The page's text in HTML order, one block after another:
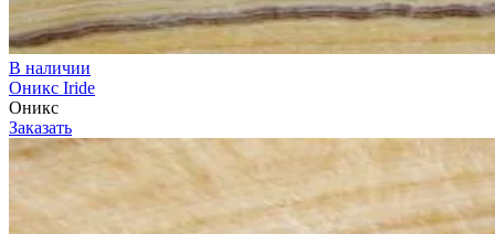
В наличии
Оникс Iride
Оникс
Заказать